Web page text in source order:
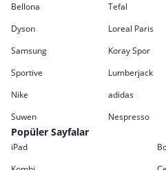
Bellona
Tefal
Dyson
Loreal Paris
Samsung
Koray Spor
Sportive
Lumberjack
Nike
adidas
Suwen
Nespresso
Popüler Sayfalar
iPad